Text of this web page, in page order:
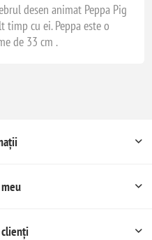
desen animat Peppa Pig
timp cu ei. Peppa este o
de 33 cm .